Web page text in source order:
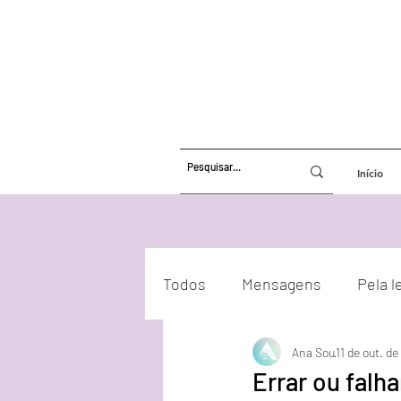
Início
Todos Mensagens Pela
Atualizações Energéticas
Errar ou
Ana Sou11 de out.